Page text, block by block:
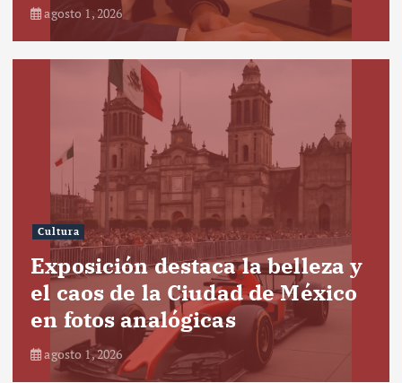
agosto 1, 2026
Cultura
Exposición destaca la belleza y
el caos de la Ciudad de México
en fotos analógicas
agosto 1, 2026